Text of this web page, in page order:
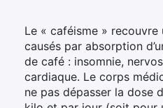
Le « caféisme »
causés par absorption
de café : insomnie,
cardiaque. Le corps
ne pas dépasser la dose